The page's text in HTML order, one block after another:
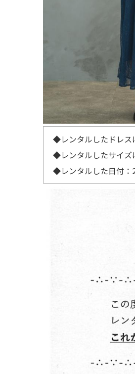
◆レンタルしたドレス
◆レンタルしたサイズ
◆レンタルした日付：